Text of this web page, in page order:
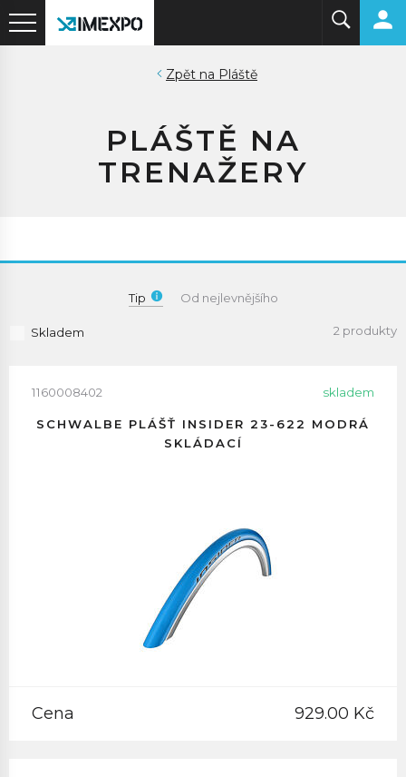
Pláště
PLÁŠTĚ NA
TRENAŽERY
Tip Od nejlevnějšího
Skladem 2 produkty
1160008402 skladem
SCHWALBE PLÁŠŤ INSIDER 23-622 MODRÁ
SKLÁDACÍ
Cena 929.00 Kč